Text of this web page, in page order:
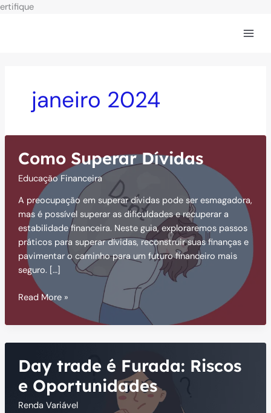
ertifiqueIr
janeiro 2024
Como Superar Dívidas
Educação Financeira
A preocupação em superar dívidas pode ser esmagadora,
mas é possível superar as dificuldades e recuperar a
estabilidade financeira. Neste guia, exploraremos passos
práticos para superar dívidas, reconstruir suas finanças e
pavimentar o caminho para um futuro financeiro mais
seguro. […]
Como
Dívidas
Read More »
Day trade é Furada: Riscos
e Oportunidades
Renda Variável